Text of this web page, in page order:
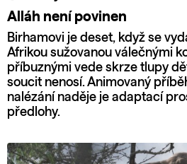
Alláh není povinen
Birhamovi je deset, když se
Afrikou sužovanou válečnými
příbuznými vede skrze tlupy
soucit nenosí. Animovaný
nalézání naděje je adaptací
předlohy.